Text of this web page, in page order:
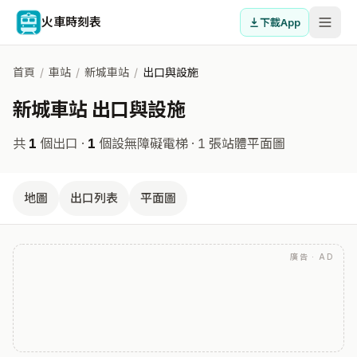
火車時刻表 下載App
首頁 / 車站 / 新城車站 / 出口與設施
新城車站 出口與設施
共 1 個出口 · 1 個設無障礙電梯 · 1 張站體平面圖
地圖 出口列表 平面圖
廣告 · AD